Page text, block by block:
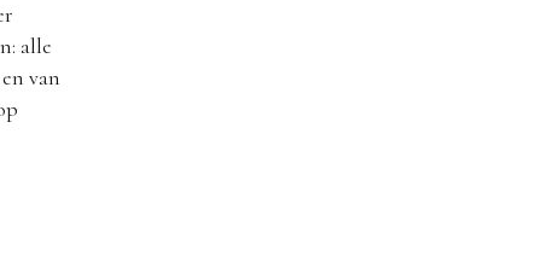
alle
van